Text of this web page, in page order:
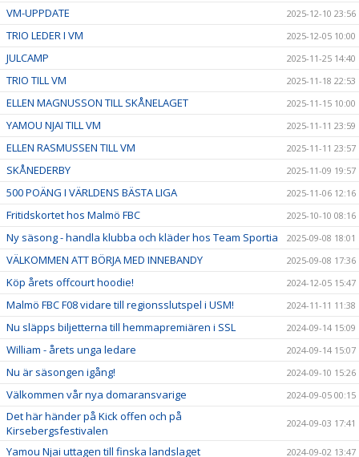
VM-UPPDATE 2025-12-10 23:56
TRIO LEDER I VM 2025-12-05 10:00
JULCAMP 2025-11-25 14:40
TRIO TILL VM 2025-11-18 22:53
ELLEN MAGNUSSON TILL SKÅNELAGET 2025-11-15 10:00
YAMOU NJAI TILL VM 2025-11-11 23:59
ELLEN RASMUSSEN TILL VM 2025-11-11 23:57
SKÅNEDERBY 2025-11-09 19:57
500 POÄNG I VÄRLDENS BÄSTA LIGA 2025-11-06 12:16
Fritidskortet hos Malmö FBC 2025-10-10 08:16
Ny säsong - handla klubba och kläder hos Team Sportia 2025-09-08 18:01
VÄLKOMMEN ATT BÖRJA MED INNEBANDY 2025-09-08 17:36
Köp årets offcourt hoodie! 2024-12-05 15:47
Malmö FBC F08 vidare till regionsslutspel i USM! 2024-11-11 11:38
Nu släpps biljetterna till hemmapremiären i SSL 2024-09-14 15:09
William - årets unga ledare 2024-09-14 15:07
Nu är säsongen igång! 2024-09-10 15:26
Välkommen vår nya domaransvarige 2024-09-05 00:15
Det här händer på Kick offen och på
Kirsebergsfestivalen
2024-09-03 17:41
Yamou Njai uttagen till finska landslaget 2024-09-02 13:47